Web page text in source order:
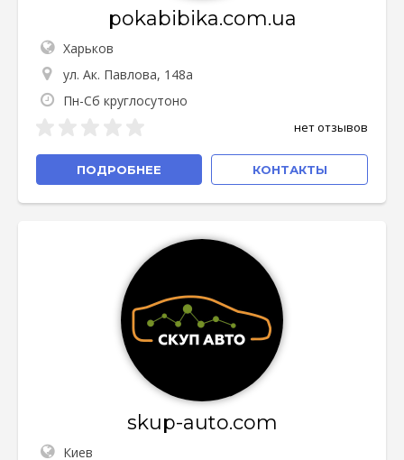
pokabibika.com.ua
Харьков
ул. Ак. Павлова, 148а
Пн-Сб круглосутоно
нет отзывов
ПОДРОБНЕЕ КОНТАКТЫ
skup-auto.com
Киев